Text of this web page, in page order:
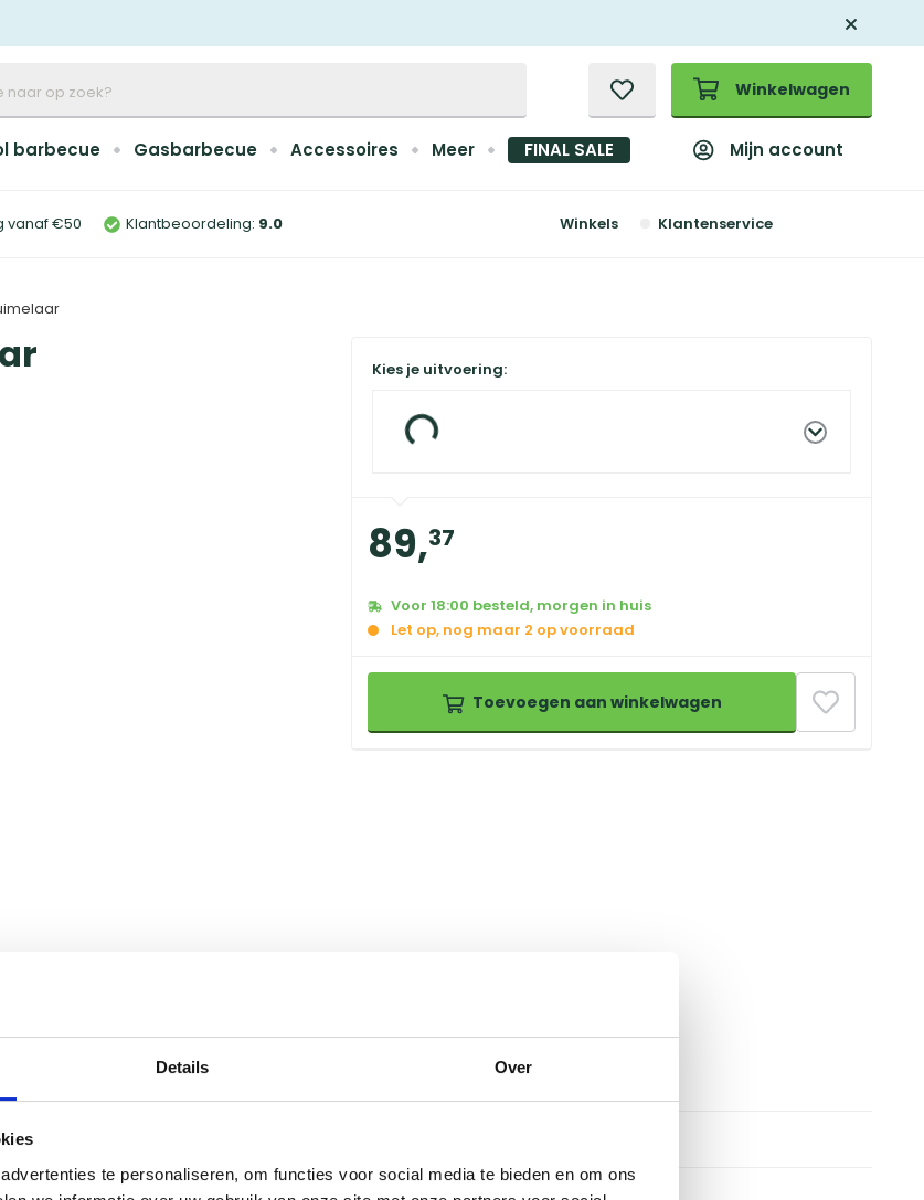
Details Over
te personaliseren, om functies voor social media te bieden en om ons
Winkelwagen
barbecue Gasbarbecue Accessoires Meer FINAL SALE Mijn account
vanaf €50 Klantbeoordeling: 9.0 Winkels Klantenservice
Kies je uitvoering:
89,37
Voor 18:00 besteld, morgen in huis
Let op, nog maar 2 op voorraad
Toevoegen aan winkelwagen